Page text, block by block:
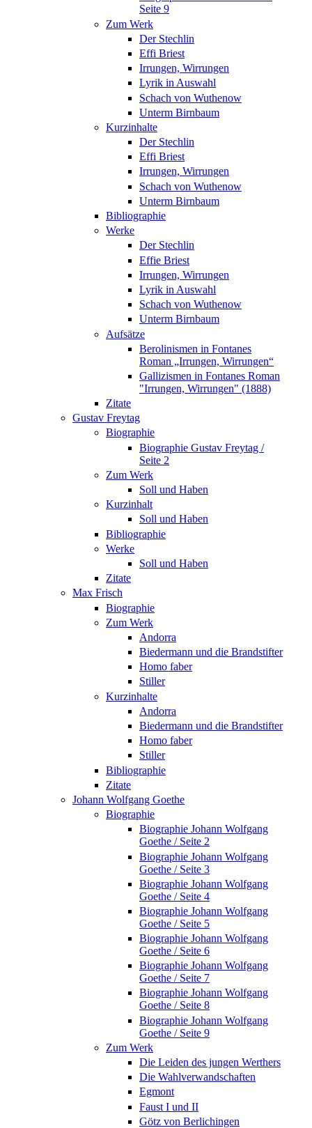
Seite 9
Zum Werk
Der Stechlin
Effi Briest
Irrungen, Wirrungen
Lyrik in Auswahl
Schach von Wuthenow
Unterm Birnbaum
Kurzinhalte
Der Stechlin
Effi Briest
Irrungen, Wirrungen
Schach von Wuthenow
Unterm Birnbaum
Bibliographie
Werke
Der Stechlin
Effie Briest
Irrungen, Wirrungen
Lyrik in Auswahl
Schach von Wuthenow
Unterm Birnbaum
Aufsätze
Berolinismen in Fontanes
Roman „Irrungen, Wirrungen“
Gallizismen in Fontanes Roman
"Irrungen, Wirrungen" (1888)
Zitate
Gustav Freytag
Biographie
Biographie Gustav Freytag /
Seite 2
Zum Werk
Soll und Haben
Kurzinhalt
Soll und Haben
Bibliographie
Werke
Soll und Haben
Zitate
Max Frisch
Biographie
Zum Werk
Andorra
Biedermann und die Brandstifter
Homo faber
Stiller
Kurzinhalte
Andorra
Biedermann und die Brandstifter
Homo faber
Stiller
Bibliographie
Zitate
Johann Wolfgang Goethe
Biographie
Biographie Johann Wolfgang
Goethe / Seite 2
Biographie Johann Wolfgang
Goethe / Seite 3
Biographie Johann Wolfgang
Goethe / Seite 4
Biographie Johann Wolfgang
Goethe / Seite 5
Biographie Johann Wolfgang
Goethe / Seite 6
Biographie Johann Wolfgang
Goethe / Seite 7
Biographie Johann Wolfgang
Goethe / Seite 8
Biographie Johann Wolfgang
Goethe / Seite 9
Zum Werk
Die Leiden des jungen Werthers
Die Wahlverwandschaften
Egmont
Faust I und II
Götz von Berlichingen